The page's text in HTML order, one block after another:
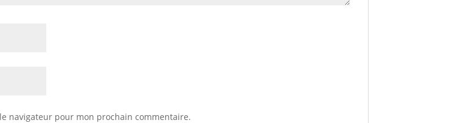
navigateur pour mon prochain commentaire.